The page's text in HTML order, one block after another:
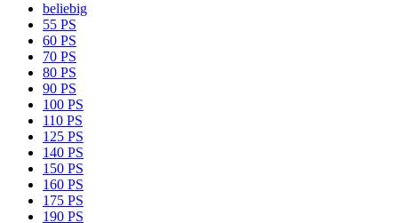
beliebig
55 PS
60 PS
70 PS
80 PS
90 PS
100 PS
110 PS
125 PS
140 PS
150 PS
160 PS
175 PS
190 PS